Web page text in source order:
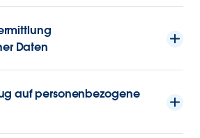
Daten
auf personenbezogene